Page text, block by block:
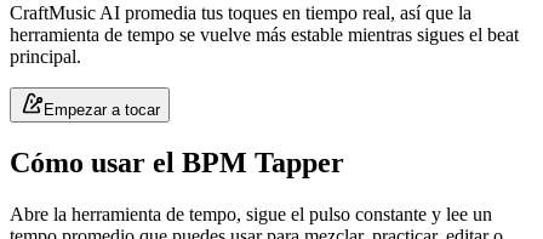
CraftMusic AI promedia tus toques en tiempo real, así que la
herramienta de tempo se vuelve más estable mientras sigues el beat
principal.
Empezar a tocar
Cómo usar el BPM Tapper
Abre la herramienta de tempo, sigue el pulso constante y lee un